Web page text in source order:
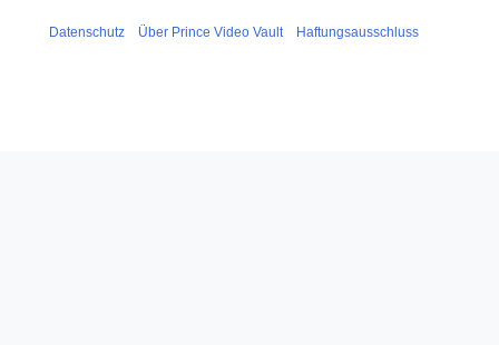
Datenschutz Über Prince Video Vault Haftungsausschluss